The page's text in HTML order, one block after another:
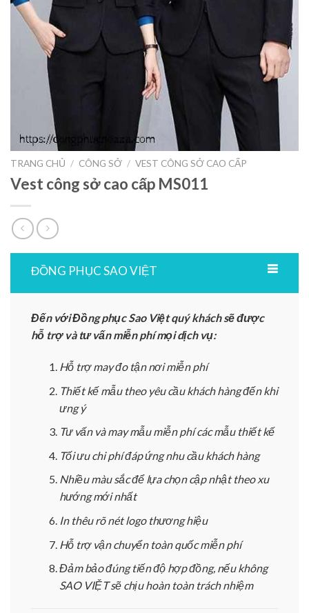
TRANG CHỦ / CÔNG SỞ / VEST CÔNG SỞ CAO CẤP
Vest công sở cao cấp MS011
ĐỒNG PHỤC SAO VIỆT
Đến với Đồng phục Sao Việt quý khách sẽ được
hỗ trợ và tư vấn miễn phí mọi dịch vụ:
Hỗ trợ may đo tận nơi miễn phí
Thiết kế mẫu theo yêu cầu khách hàng đến khi
ưng ý
Tư vấn và may mẫu miễn phí các mẫu thiết kế
Tối ưu chi phí đáp ứng nhu cầu khách hàng
Nhiều màu sắc để lựa chọn cập nhật theo xu
hướng mới nhất
In thêu rõ nét logo thương hiệu
Hỗ trợ vận chuyển toàn quốc miễn phí
Đảm bảo đúng tiến độ hợp đồng, nếu không
SAO VIỆT sẽ chịu hoàn toàn trách nhiệm